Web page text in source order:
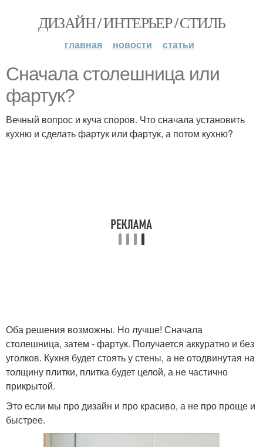
ДИЗАЙН / ИНТЕРЬЕР / СТИЛЬ
главная новости статьи
Сначала столешница или
фартук?
Вечный вопрос и куча споров. Что сначала установить
кухню и сделать фартук или фартук, а потом кухню?
Оба решения возможны. Но лучше! Сначала
столешница, затем - фартук. Получается аккуратно и без
уголков. Кухня будет стоять у стены, а не отодвинутая на
толщину плитки, плитка будет целой, а не частично
прикрытой.
Это если мы про дизайн и про красиво, а не про проще и
быстрее.